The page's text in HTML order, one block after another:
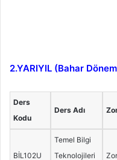
2.YARIYIL (Bahar
Ders
Kodu
Ders Adı
BİL102U
Temel Bilgi
Teknolojileri